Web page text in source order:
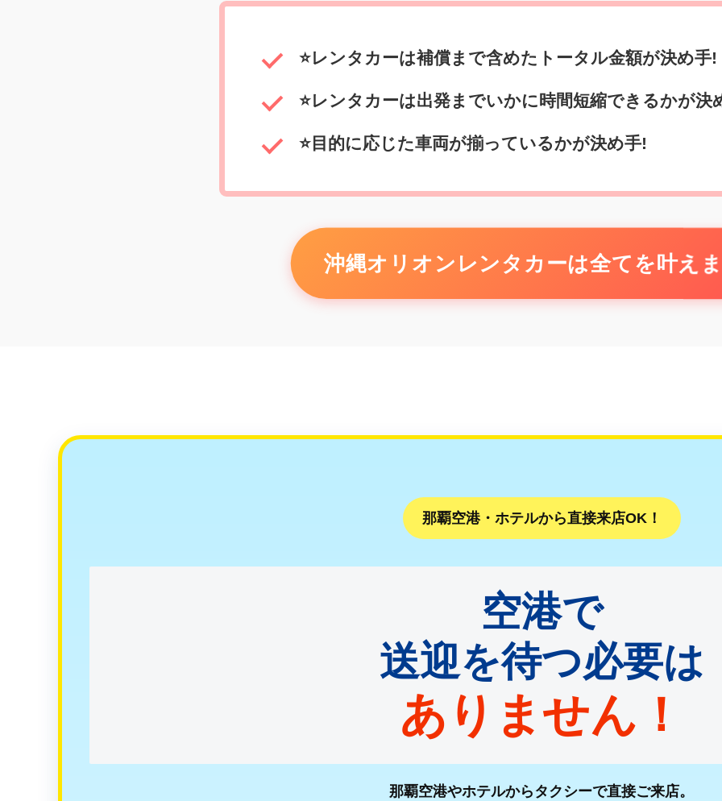
⭐️レンタカーは補償まで含めたトータル金額が決め手!
⭐️レンタカーは出発までいかに時間短縮できるかが決
⭐️目的に応じた車両が揃っているかが決め手!
沖縄オリオンレンタカーは全てを叶え
那覇空港・ホテルから直接来店OK！
空港で
送迎を待つ必要は
ありません！
那覇空港やホテルからタクシーで直接ご来店。